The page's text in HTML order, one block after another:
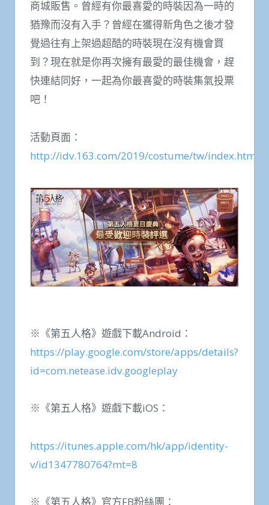
商城販售。曾經有你最喜愛的時裝因為一時的
猶豫而沒有入手？曾經在獲得新角色之後才發
覺過往有上架過超酷的時裝現在沒有機會買
到？現在就是你再次擁有最愛的最佳機會，趕
快連結同好，一起為你最喜愛的時裝集氣投票
吧！
活動頁面：
http://idv.163.com/2019/costume/tw/index.html
※《第五人格》遊戲下載Android：
https://play.google.com/store/apps/details?
id=com.netease.idv.googleplay
※《第五人格》遊戲下載iOS：
https://itunes.apple.com/hk/app/identity-
v/id1347780764?mt=8
※《第五人格》官方FB粉絲團：